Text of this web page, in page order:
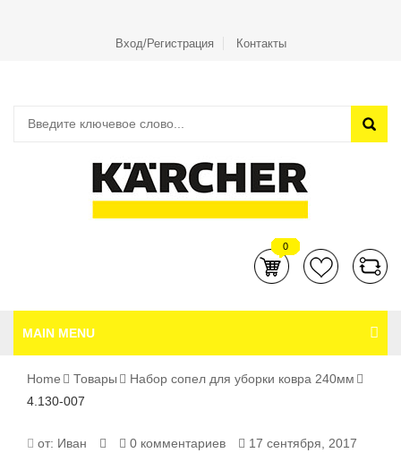
Вход/Регистрация Контакты
0
MAIN MENU
Home Товары
Набор сопел для уборки ковра 240мм
4.130-007
4.130-
от: Иван 0 комментариев 17 сентября, 2017